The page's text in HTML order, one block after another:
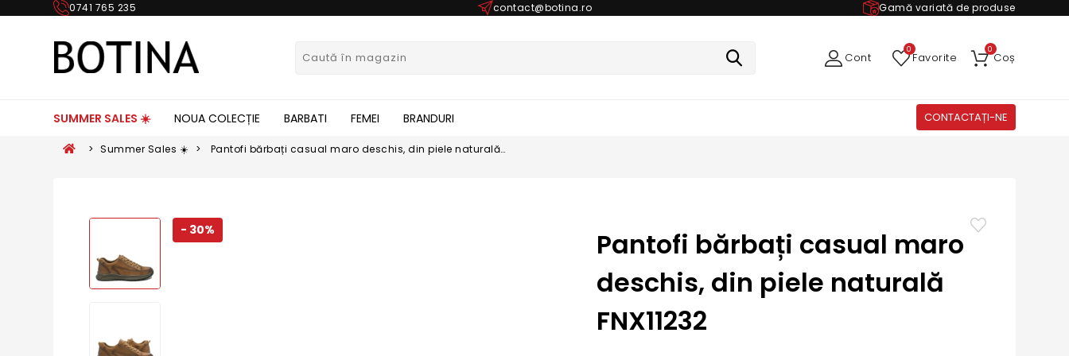
0741 765 235 contact@botina.ro Gamă variată de produse
Cont Favorite
0
Coș
0
SUMMER SALES ☀️ NOUA COLECȚIE BARBATI FEMEI BRANDURI CONTACTAȚI-NE
> Summer Sales ☀️ >
Pantofi bărbați casual maro deschis, din piele naturală
- 30%
Pantofi bărbați casual maro
deschis, din piele naturală
FNX11232